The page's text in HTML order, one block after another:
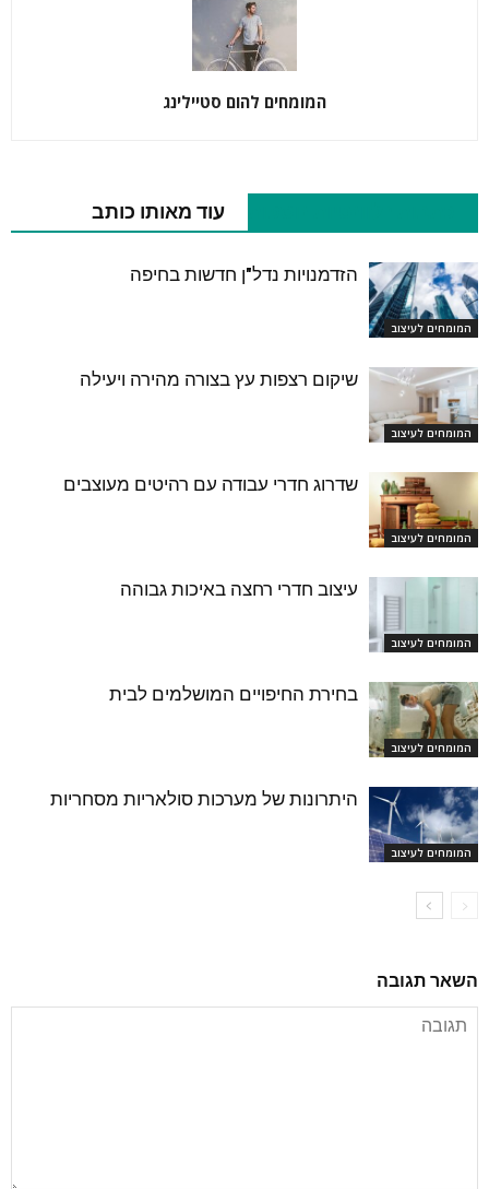
המומחים להום סטיילינג
עוד מאותו כותב
המומחים לעיצוב
הזדמנויות נדל"ן חדשות בחיפה
המומחים לעיצוב
שיקום רצפות עץ בצורה מהירה ויעילה
המומחים לעיצוב
שדרוג חדרי עבודה עם רהיטים מעוצבים
המומחים לעיצוב
עיצוב חדרי רחצה באיכות גבוהה
המומחים לעיצוב
בחירת החיפויים המושלמים לבית
המומחים לעיצוב
היתרונות של מערכות סולאריות מסחריות
השאר תגובה